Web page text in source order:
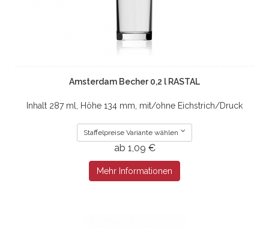
Amsterdam Becher 0,2 l RASTAL
Inhalt 287 ml, Höhe 134 mm, mit/ohne Eichstrich/Druck
Staffelpreise Variante wählen
ab 1,09 €
Mehr Informationen